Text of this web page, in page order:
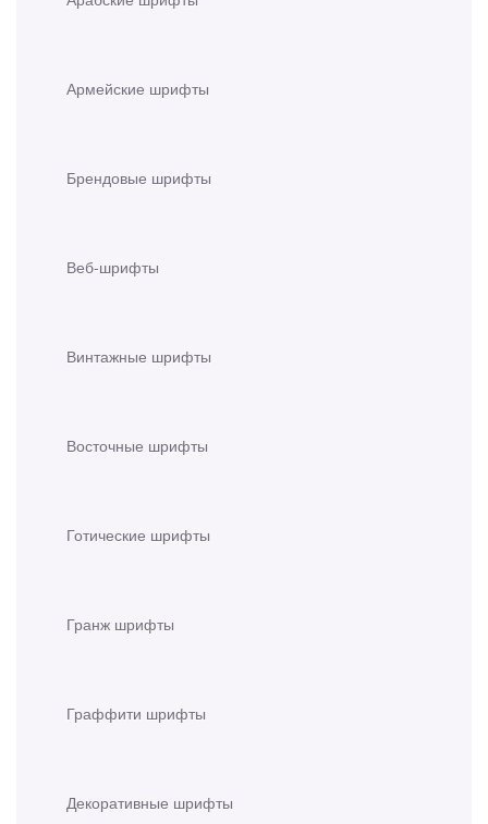
Армейские шрифты
Брендовые шрифты
Веб-шрифты
Винтажные шрифты
Восточные шрифты
Готические шрифты
Гранж шрифты
Граффити шрифты
Декоративные шрифты